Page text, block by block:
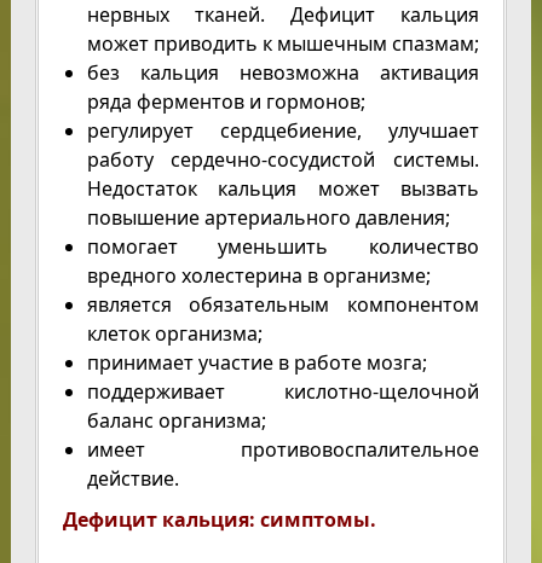
нервных тканей. Дефицит кальция
может приводить к мышечным спазмам;
без кальция невозможна активация
ряда ферментов и гормонов;
регулирует сердцебиение, улучшает
работу сердечно-сосудистой системы.
Недостаток кальция может вызвать
повышение артериального давления;
помогает уменьшить количество
вредного холестерина в организме;
является обязательным компонентом
клеток организма;
принимает участие в работе мозга;
поддерживает кислотно-щелочной
баланс организма;
имеет противовоспалительное
действие.
Дефицит кальция: симптомы.